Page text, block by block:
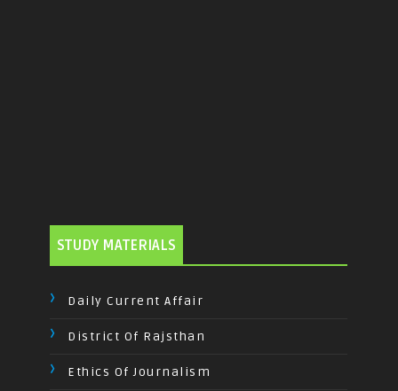
STUDY MATERIALS
Daily Current Affair
District Of Rajsthan
Ethics Of Journalism